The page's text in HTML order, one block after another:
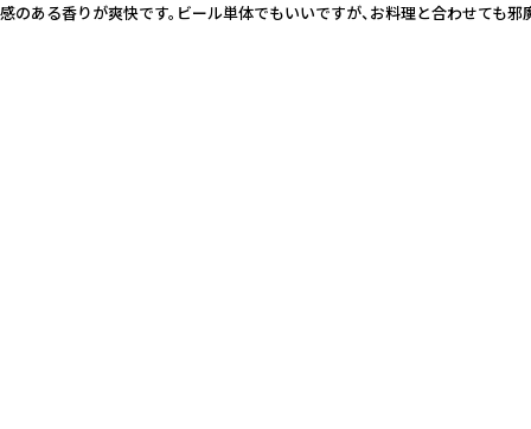
のある香りが爽快です。ビール単体でもいいですが、お料理